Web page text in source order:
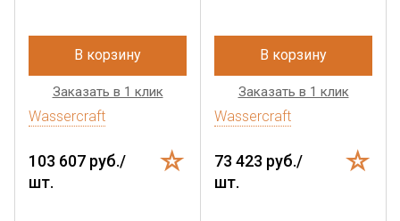
В корзину
Заказать в 1 клик
Wassercraft
103 607 руб./
шт.
В корзину
Заказать в 1 клик
Wassercraft
73 423 руб./
шт.